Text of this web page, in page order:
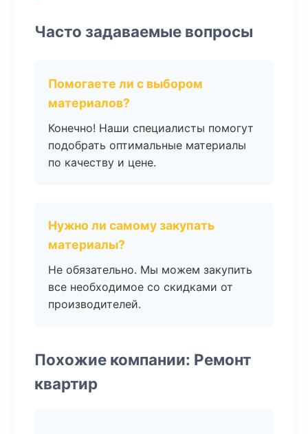
Часто задаваемые вопросы
Помогаете ли с выбором
материалов?
Конечно! Наши специалисты помогут
подобрать оптимальные материалы
по качеству и цене.
Нужно ли самому закупать
материалы?
Не обязательно. Мы можем закупить
все необходимое со скидками от
производителей.
Похожие компании: Ремонт
квартир